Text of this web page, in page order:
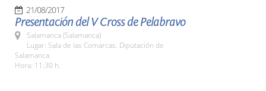
21/08/2017
Presentación del V Cross de Pelabravo
Salamanca (Salamanca)
Lugar: Sala de las Comarcas. Diputación de
Salamanca
Hora: 11:30 h.